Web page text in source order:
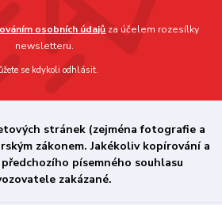
osobních údajů za účelem rozesílky
newsletteru.
se kdykoli odhlásit.
stránek (zejména fotografie a
zákonem. Jakékoliv kopírování a
písemného souhlasu
zakázané.